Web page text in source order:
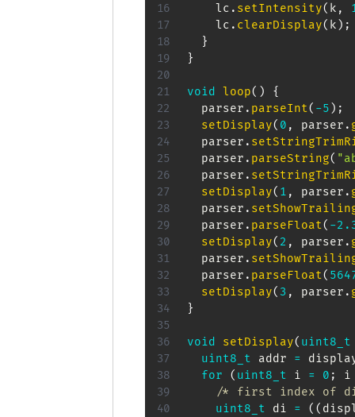
    lc
. setIntensity( k ,
    lc
. clearDisplay( k ) ;
}
}
void loop( )
{
  parser
. parseInt( -5 ) ;
setDisplay( 0 , parser .
  parser
.
  parser
. parseString(
  parser
.
setDisplay( 1 , parser .
  parser
.
  parser
. parseFloat( -
setDisplay( 2 , parser .
  parser
.
  parser
. parseFloat(
setDisplay( 3 , parser .
}
void setDisplay( uint8_t
uint8_t addr =
for
( uint8_t i = 0 ;
/* first index of
uint8_t di = ( (